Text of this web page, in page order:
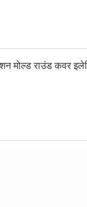
मोल्ड राउंड कवर